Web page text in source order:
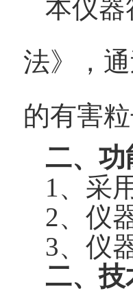
本仪器
法》，
的有害
二、功
1、采
2、仪
3、仪
二、技